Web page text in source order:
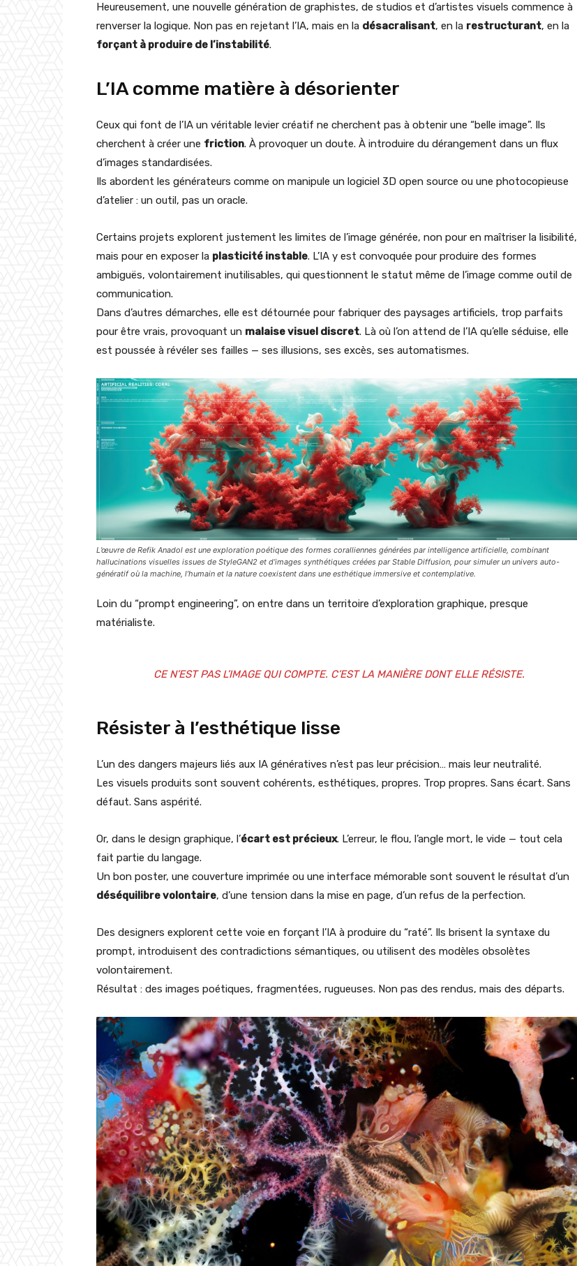
Heureusement, une nouvelle génération de graphistes, de studios et d’artistes visuels commence à
renverser la logique. Non pas en rejetant l’IA, mais en la désacralisant, en la restructurant, en la
forçant à produire de l’instabilité.
L’IA comme matière à désorienter
Ceux qui font de l’IA un véritable levier créatif ne cherchent pas à obtenir une “belle image”. Ils
cherchent à créer une friction. À provoquer un doute. À introduire du dérangement dans un flux
d’images standardisées.
Ils abordent les générateurs comme on manipule un logiciel 3D open source ou une photocopieuse
d’atelier : un outil, pas un oracle.
Certains projets explorent justement les limites de l’image générée, non pour en maîtriser la lisibilité,
mais pour en exposer la plasticité instable. L’IA y est convoquée pour produire des formes
ambiguës, volontairement inutilisables, qui questionnent le statut même de l’image comme outil de
communication.
Dans d’autres démarches, elle est détournée pour fabriquer des paysages artificiels, trop parfaits
pour être vrais, provoquant un malaise visuel discret. Là où l’on attend de l’IA qu’elle séduise, elle
est poussée à révéler ses failles — ses illusions, ses excès, ses automatismes.
L’œuvre de Refik Anadol est une exploration poétique des formes coralliennes générées par intelligence artificielle, combinant
hallucinations visuelles issues de StyleGAN2 et d’images synthétiques créées par Stable Diffusion, pour simuler un univers auto-
génératif où la machine, l’humain et la nature coexistent dans une esthétique immersive et contemplative.
Loin du “prompt engineering”, on entre dans un territoire d’exploration graphique, presque
matérialiste.
CE N’EST PAS L’IMAGE QUI COMPTE. C’EST LA MANIÈRE DONT ELLE RÉSISTE.
Résister à l’esthétique lisse
L’un des dangers majeurs liés aux IA génératives n’est pas leur précision… mais leur neutralité.
Les visuels produits sont souvent cohérents, esthétiques, propres. Trop propres. Sans écart. Sans
défaut. Sans aspérité.
Or, dans le design graphique, l’écart est précieux. L’erreur, le flou, l’angle mort, le vide — tout cela
fait partie du langage.
Un bon poster, une couverture imprimée ou une interface mémorable sont souvent le résultat d’un
déséquilibre volontaire, d’une tension dans la mise en page, d’un refus de la perfection.
Des designers explorent cette voie en forçant l’IA à produire du “raté”. Ils brisent la syntaxe du
prompt, introduisent des contradictions sémantiques, ou utilisent des modèles obsolètes
volontairement.
Résultat : des images poétiques, fragmentées, rugueuses. Non pas des rendus, mais des départs.